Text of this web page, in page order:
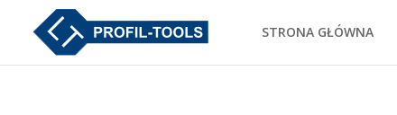
STRONA GŁÓWNA